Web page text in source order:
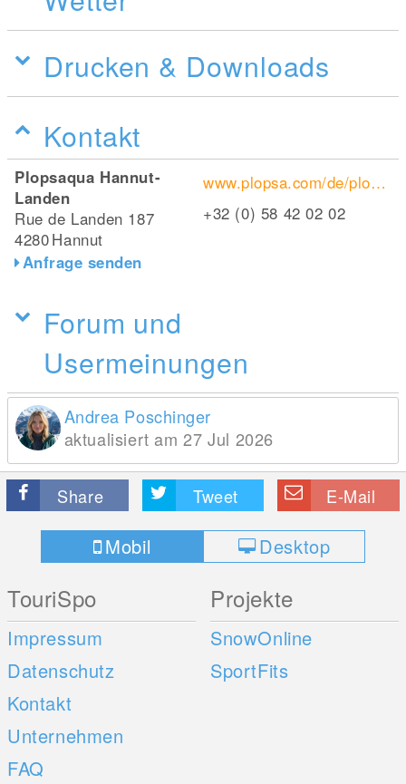
Drucken & Downloads
Kontakt
Plopsaqua Hannut-
Landen
Rue de Landen 187
4280Hannut
Anfrage senden
www.plopsa.com/de/plopsaqua-hannut-landen
+32 (0) 58 42 02 02
Forum und
Usermeinungen
Andrea Poschinger
aktualisiert am 27 Jul 2026
Share Tweet E-Mail
Mobil Desktop
TouriSpo
Impressum
Datenschutz
Kontakt
Unternehmen
FAQ
Projekte
SnowOnline
SportFits